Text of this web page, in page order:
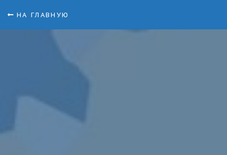
НА ГЛАВНУЮ